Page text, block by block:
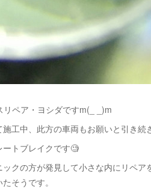
リペア・ヨシダですm(_ _)m
工中、此方の車両もお願いと引き続
トブレイクです🧐
クの方が発見して小さな内にリペ
そうです。